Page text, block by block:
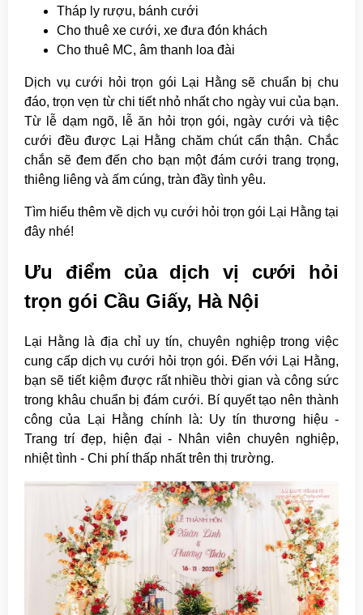
Tháp ly rượu, bánh cưới
Cho thuê xe cưới, xe đưa đón khách
Cho thuê MC, âm thanh loa đài
Dịch vụ cưới hỏi trọn gói Lại Hằng sẽ chuẩn bị chu
đáo, trọn vẹn từ chi tiết nhỏ nhất cho ngày vui của bạn.
Từ lễ dạm ngõ, lễ ăn hỏi trọn gói, ngày cưới và tiệc
cưới đều được Lại Hằng chăm chút cẩn thận. Chắc
chắn sẽ đem đến cho bạn một đám cưới trang trọng,
thiêng liêng và ấm cúng, tràn đầy tình yêu.
Tìm hiểu thêm về dịch vụ cưới hỏi trọn gói Lại Hằng tại
đây nhé!
Ưu điểm của dịch vị cưới hỏi
trọn gói Cầu Giấy, Hà Nội
Lại Hằng là địa chỉ uy tín, chuyên nghiệp trong việc
cung cấp dịch vụ cưới hỏi trọn gói. Đến với Lại Hằng,
bạn sẽ tiết kiệm được rất nhiều thời gian và công sức
trong khâu chuẩn bị đám cưới. Bí quyết tạo nên thành
công của Lại Hằng chính là: Uy tín thương hiệu -
Trang trí đẹp, hiện đại - Nhân viên chuyên nghiệp,
nhiệt tình - Chi phí thấp nhất trên thị trường.